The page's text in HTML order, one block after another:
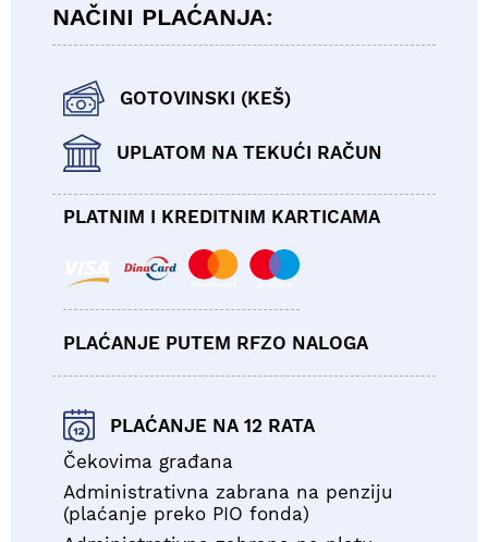
NAČINI PLAĆANJA:
GOTOVINSKI (KEŠ)
UPLATOM NA TEKUĆI RAČUN
PLATNIM I KREDITNIM KARTICAMA
PLAĆANJE PUTEM RFZO NALOGA
PLAĆANJE NA 12 RATA
Čekovima građana
Administrativna zabrana na penziju
(plaćanje preko PIO fonda)